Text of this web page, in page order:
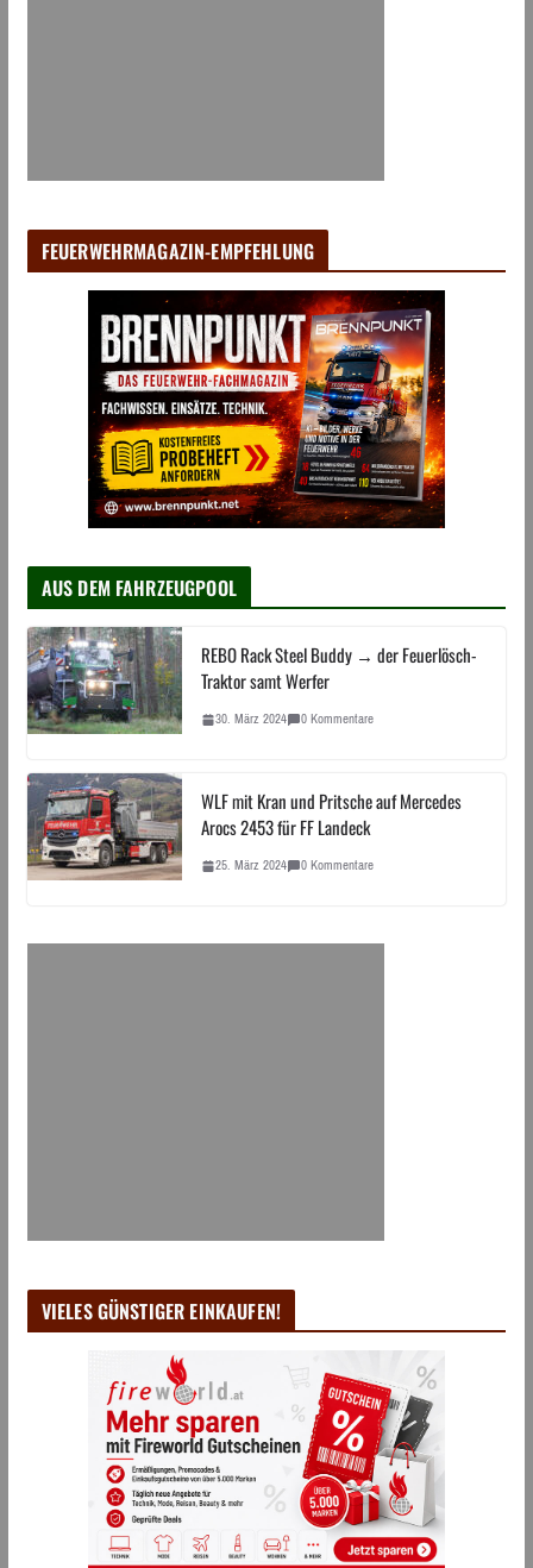
FEUERWEHRMAGAZIN-EMPFEHLUNG
AUS DEM FAHRZEUGPOOL
REBO Rack Steel Buddy → der Feuerlösch-
Traktor samt Werfer
30. März 2024 0 Kommentare
WLF mit Kran und Pritsche auf Mercedes
Arocs 2453 für FF Landeck
25. März 2024 0 Kommentare
VIELES GÜNSTIGER EINKAUFEN!